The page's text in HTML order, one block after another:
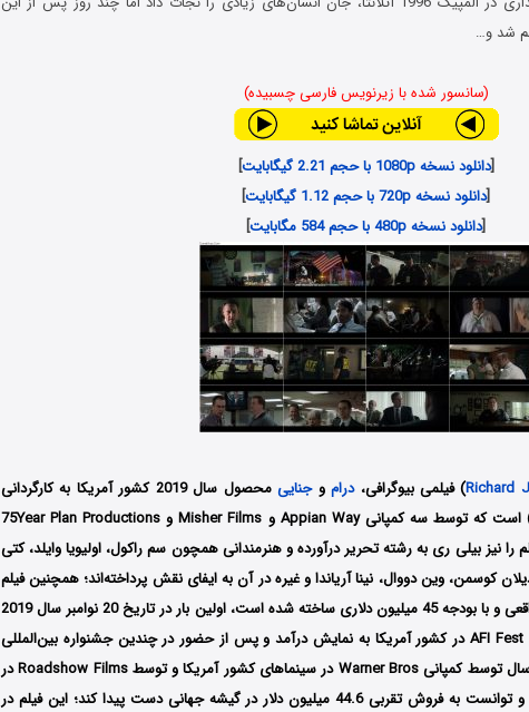
شد و…
(سانسور شده با زیرنویس فارسی چسبیده)
[دانلود نسخه 1080p با حجم 2.21 گیگابایت
]
[دانلود نسخه 720p با حجم 1.12 گیگابایت
]
[دانلود نسخه 480p با حجم 584 مگابایت ]
Richard) فیلمی بیوگرافی،دراموجنایی
محصول سال 2019 کشور آمریکا به کارگردانی
کلینت ایستوود (Clint Eastwood) است که توسط سه کمپانی Appian Way و Misher Films و 75Year Plan Productions
را نیز بیلی ری به رشته تحریر درآورده و هنرمندانی همچون سم راکول، اولیویا وایلد، کتی
کوسمن، وین دووال، نینا آریاندا و غیره در آن به ایفای نقش پرداخته‌اند؛ همچنین فیلم
ساخته شده است، اولین
بار در تاریخ 20 نوامبر سال 2019
میلادی در جشنواره بین‌المللی فیلم AFI Fest در کشور آمریکا به نمایش درآمد و پس از حضور در چندین جشنواره بین‌المللی
دیگر سرانجام در 13 دسامبر همان سال توسط کمپانی Warner Bros در سینماهای کشور آمریکا و توسط Roadshow Films در
سینماهای کشور استرالیا اکران شد و توانست به فروش تقربی 44.6 میلیون دلار در گیشه جهانی دست پیدا کند؛ این فیلم در